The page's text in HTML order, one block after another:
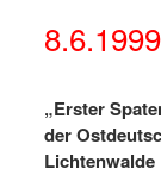
8.6.1999
„Erster
der
Lichtenwalde